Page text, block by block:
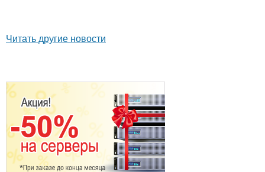
Читать другие новости